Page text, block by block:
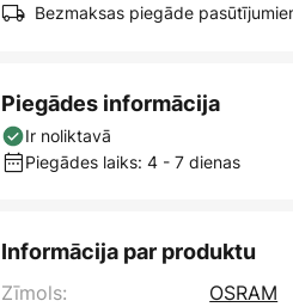
Bezmaksas piegāde
Piegādes informācija
Ir noliktavā
Piegādes laiks: 4 - 7 dienas
Informācija par produktu
Zīmols:
OSRAM